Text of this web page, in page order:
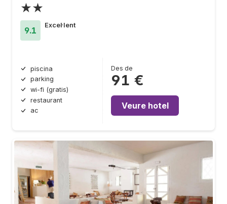
★★
9.1
Excel·lent
piscina
parking
wi-fi (gratis)
restaurant
ac
Des de
91 €
Veure hotel